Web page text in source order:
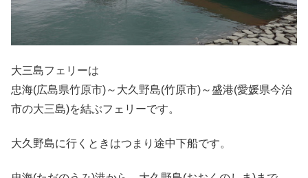
大三島フェリーは
忠海(広島県竹原市)～大久野島(竹原市)～盛港(愛媛県今治
市の大三島)を結ぶフェリーです。
大久野島に行くときはつまり途中下船です。